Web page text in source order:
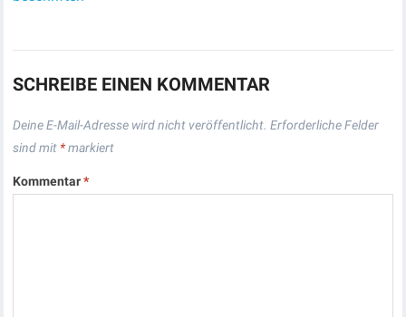
SCHREIBE EINEN KOMMENTAR
Deine E-Mail-Adresse wird nicht veröffentlicht. Erforderliche Felder
sind mit *markiert
Kommentar*